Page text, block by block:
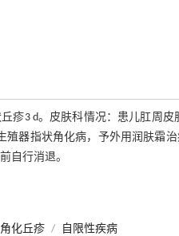
疹3 d。皮肤科情况：患儿肛周
殖器指状角化病，予外用润肤霜
自行消退。
角化丘疹 / 自限性疾病